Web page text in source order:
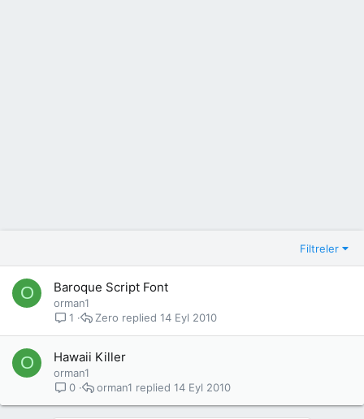
Filtreler
O Baroque Script Font
orman1
1
14 Eyl 2010
Zero
O Hawaii Killer
orman1
0
14 Eyl 2010
orman1